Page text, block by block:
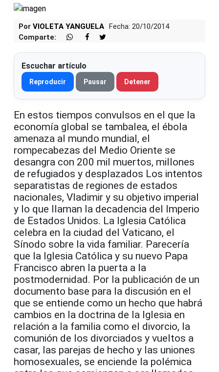
Por VIOLETA YANGUELA
Fecha: 20/10/2014
Comparte:
Escuchar artículo
Reproducir Pausar Detener
En estos tiempos convulsos en el que la
economía global se tambalea, el ébola
amenaza al mundo mundial, el
rompecabezas del Medio Oriente se
desangra con 200 mil muertos, millones
de refugiados y desplazados Los intentos
separatistas de regiones de estados
nacionales, Vladimir y su objetivo imperial
y lo que llaman la decadencia del Imperio
de Estados Unidos. La Iglesia Católica
celebra en la ciudad del Vaticano, el
Sínodo sobre la vida familiar. Parecería
que la Iglesia Católica y su nuevo Papa
Francisco abren la puerta a la
postmodernidad. Por la publicación de un
documento base para la discusión en el
que se entiende como un hecho que habrá
cambios en la doctrina de la Iglesia en
relación a la familia como el divorcio, la
comunión de los divorciados y vueltos a
casar, las parejas de hecho y las uniones
homosexuales, se enciende la polémica